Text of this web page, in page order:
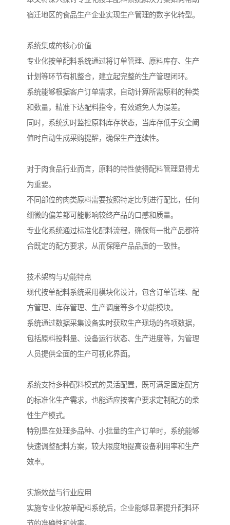
宿迁地区的食品生产企业实现生产管理的数字化转型。
系统集成的核心价值
专业化按单配料系统通过将订单管理、原料库存、生产
计划等环节有机整合，建立起完整的生产管理闭环。
系统能够根据客户订单需求，自动计算所需原料的种类
和数量，精准下达配料指令，有效避免人为误差。
同时，系统实时监控原料库存状态，当库存低于安全阈
值时自动生成采购提醒，确保生产连续性。
对于肉食品行业而言，原料的特性使得配料管理显得尤
为重要。
不同部位的肉类原料需要按照特定比例进行配比，任何
细微的偏差都可能影响较终产品的口感和质量。
专业化系统通过标准化配料流程，确保每一批产品都符
合既定的配方要求，从而保障产品品质的一致性。
技术架构与功能特点
现代按单配料系统采用模块化设计，包含订单管理、配
方管理、库存管理、生产调度等多个功能模块。
系统通过数据采集设备实时获取生产现场的各项数据，
包括原料投料量、设备运行状态、生产进度等，为管理
人员提供全面的生产可视化界面。
系统支持多种配料模式的灵活配置，既可满足固定配方
的标准化生产需求，也能适应按客户要求定制配方的柔
性生产模式。
特别是在处理多品种、小批量的生产订单时，系统能够
快速调整配料方案，较大限度地提高设备利用率和生产
效率。
实施效益与行业应用
实施专业化按单配料系统后，企业能够显著提升配料环